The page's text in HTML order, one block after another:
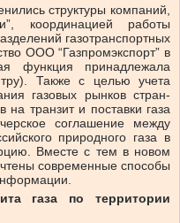
структуры компаний,
координацией работы
газотранспортных
ООО “Газпромэкспорт” в
функция принадлежала
Также с целью учета
газовых рынков стран-
на транзит и поставки газа
соглашение между
природного газа в
Вместе с тем в новом
современные способы
газа по территории